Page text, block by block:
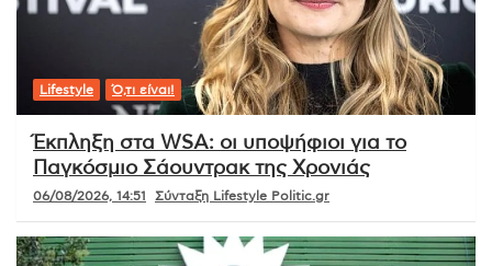
Lifestyle Ό,τι είναι!
Έκπληξη στα WSA: οι υποψήφιοι για το
Παγκόσμιο Σάουντρακ της Χρονιάς
06/08/2026, 14:51 Σύνταξη Lifestyle Politic.gr